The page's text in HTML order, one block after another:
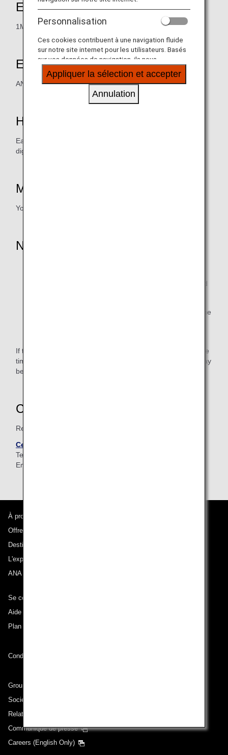
Earning Miles
1Mile per 100Baht Spent
Eligible Members
ANA Mileage Club member
How to Earn Miles
Earn miles by presenting your ANA Mileage Club card or
digital card (AMC app)
Mile Credit Schedule
Your miles will be credited within two or three months
Notice
* Reservation and payment should be done to serviced
* In case that 2 or more members stay together in same
If the ANA Mileage Club number (10 digits) is not valid at the
time of application, miles may not be accrued or accrual may
be delayed.
Contacts
Reservations / Inquires
Centre Point Sukhumvit Thong-Lo
Tel :
Email :
À propos d'ANA
Offres et annonces
Destinations desservies
L'expérience ANA
ANA Mileage Club
Se connecter à ANA
Aide technique (Accessibilité)
Plan du site
Conditions de transport
Groupe ANA
Sociétés du groupe
Relations avec les investisseurs
Communiqué de presse
Careers (English Only)
Personnalisation
Ces cookies contribuent à une navigation fluide
sur notre site internet pour les utilisateurs. Basés
sur vos données de navigation, ils nous
permettent de fournir du contenu qui correspond
à vos intérêts personnels à travers nos sites
Appliquer la sélection et accepter
Annulation